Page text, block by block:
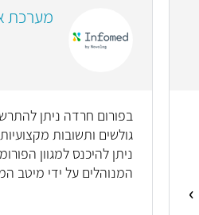
מערכת
בפורום חרדה ניתן
גולשים ותשובות
ניתן להיכנס למגוון
המנוהלים על ידי מיטב